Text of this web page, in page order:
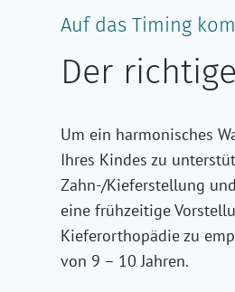
Auf das Timing
Der
Um ein harmonisches
Ihres Kindes zu
Zahn-/Kieferstellung
eine frühzeitige
Kieferorthopädie zu
von 9 – 10 Jahren.